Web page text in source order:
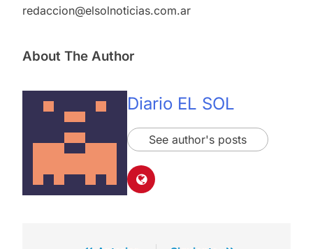
redaccion@elsolnoticias.com.ar
About The Author
Diario EL SOL
See author's posts